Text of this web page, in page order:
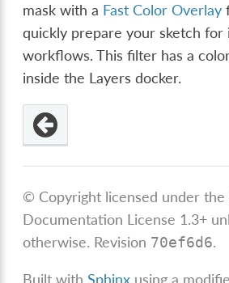
mask with a Fast Color Overlay
quickly prepare your sketch for
workflows. This filter has a
inside the Layers docker.
© Copyright licensed under the
Documentation License 1.3+
otherwise. Revision 70ef6d6.
Built with Sphinx using a